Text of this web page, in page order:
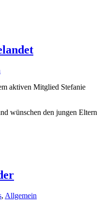
aktiven Mitglied Stefanie
wünschen den jungen Eltern
, Allgemein